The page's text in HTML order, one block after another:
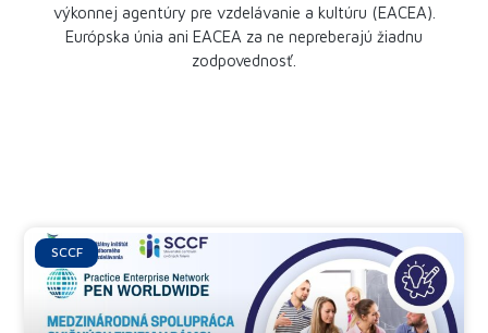
výkonnej agentúry pre vzdelávanie a kultúru (EACEA).
Európska únia ani EACEA za ne nepreberajú žiadnu
zodpovednosť.
Ďalšie články
SCCF